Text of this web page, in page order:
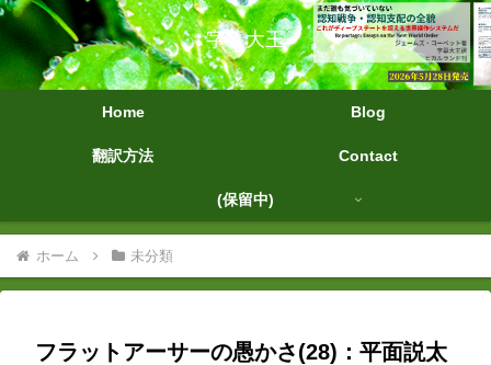
字幕大王
Home Blog
翻訳方法 Contact
(保留中)
ホーム 未分類
フラットアーサーの愚かさ(28)：平面説太